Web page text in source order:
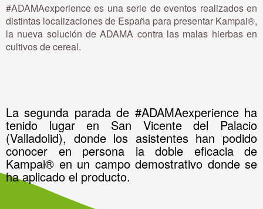
#ADAMAexperience es una serie de eventos realizados en
distintas localizaciones de España para presentar Kampai®,
la nueva solución de ADAMA contra las malas hierbas en
cultivos de cereal.
La segunda parada de #ADAMAexperience ha
tenido lugar en San Vicente del Palacio
(Valladolid), donde los asistentes han podido
conocer en persona la doble eficacia de
Kampai® en un campo demostrativo donde se
ha aplicado el producto.